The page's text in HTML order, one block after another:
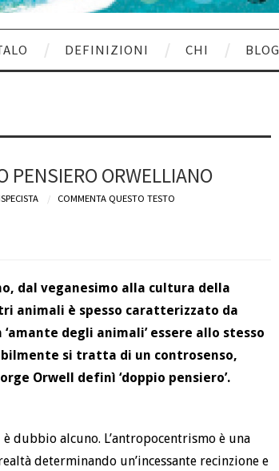
DEFINIZIONI CHI BLOG
PENSIERO ORWELLIANO
COMMENTA QUESTO TESTO
dal veganesimo alla cultura della
animali è spesso caratterizzato da
degli animali’ essere allo stesso
si tratta di un controsenso,
Orwell definì ‘doppio pensiero’.
dubbio alcuno. L’antropocentrismo è una
determinando un’incessante recinzione e